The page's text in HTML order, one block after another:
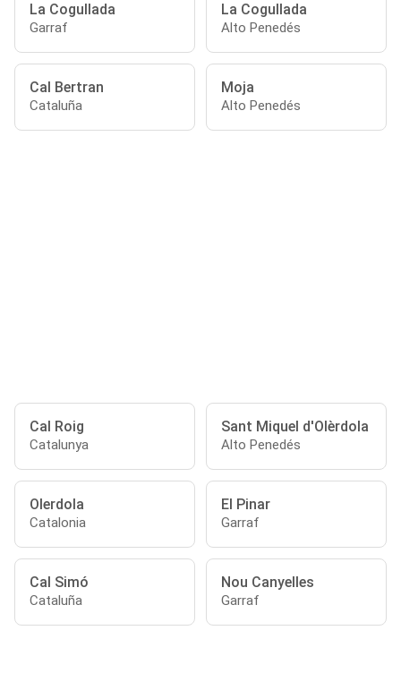
La Cogullada
Garraf
La Cogullada
Alto Penedés
Cal Bertran
Cataluña
Moja
Alto Penedés
Cal Roig
Catalunya
Sant Miquel d'Olèrdola
Alto Penedés
Olerdola
Catalonia
El Pinar
Garraf
Cal Simó
Cataluña
Nou Canyelles
Garraf